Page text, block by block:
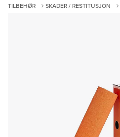
TILBEHØR SKADER / RESTITUSJON